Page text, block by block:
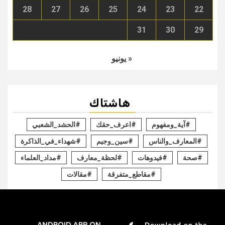
22
23
24
25
26
27
28
29
30
31
« يونيو
هاشتاك
#آية_ومفهوم #اعرف_حقك #الحشد_الشعبي
#المعارف_والناس #سين_وجيم #شهداء_في_الذاكرة
#صحة #فيدوهات #لحظة_معارف #مداد_العلماء
#مقاطع_متفرقة #مقالات